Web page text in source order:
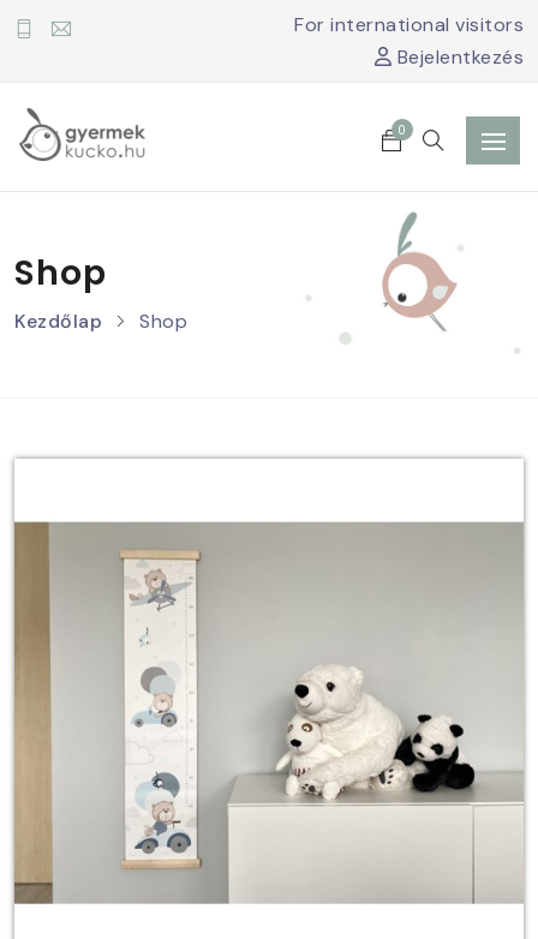
For international visitors
Bejelentkezés
0
Shop
Kezdőlap Shop